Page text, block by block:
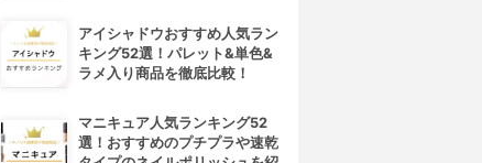
アイシャドウおすすめ人気ラン
キング52選！パレット&単色&
ラメ入り商品を徹底比較！
マニキュア人気ランキング52
選！おすすめのプチプラや速乾